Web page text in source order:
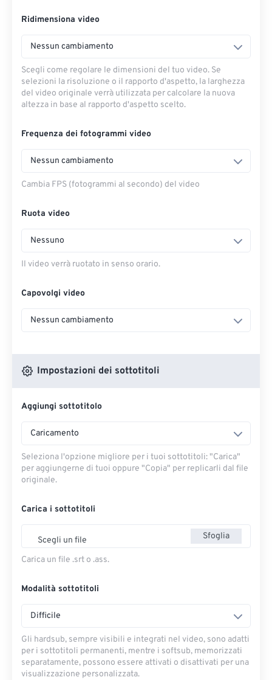
Ridimensiona video
Nessun cambiamento
Scegli come regolare le dimensioni del tuo video. Se
selezioni la risoluzione o il rapporto d'aspetto, la larghezza
del video originale verrà utilizzata per calcolare la nuova
altezza in base al rapporto d'aspetto scelto.
Frequenza dei fotogrammi video
Nessun cambiamento
Cambia FPS (fotogrammi al secondo) del video
Ruota video
Nessuno
Il video verrà ruotato in senso orario.
Capovolgi video
Nessun cambiamento
Impostazioni dei sottotitoli
Aggiungi sottotitolo
Caricamento
Seleziona l'opzione migliore per i tuoi sottotitoli: "Carica" ​​
per aggiungerne di tuoi oppure "Copia" per replicarli dal file
originale.
Carica i sottotitoli
Scegli un file Sfoglia
Carica un file .srt o .ass.
Modalità sottotitoli
Difficile
Gli hardsub, sempre visibili e integrati nel video, sono adatti
per i sottotitoli permanenti, mentre i softsub, memorizzati
separatamente, possono essere attivati ​​o disattivati ​​per una
visualizzazione personalizzata.